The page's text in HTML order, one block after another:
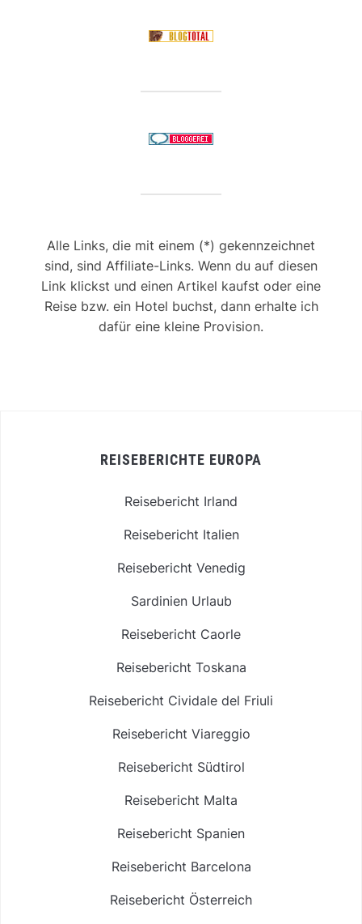
Alle Links, die mit einem (*) gekennzeichnet
sind, sind Affiliate-Links. Wenn du auf diesen
Link klickst und einen Artikel kaufst oder eine
Reise bzw. ein Hotel buchst, dann erhalte ich
dafür eine kleine Provision.
REISEBERICHTE EUROPA
Reisebericht Irland
Reisebericht Italien
Reisebericht Venedig
Sardinien Urlaub
Reisebericht Caorle
Reisebericht Toskana
Reisebericht Cividale del Friuli
Reisebericht Viareggio
Reisebericht Südtirol
Reisebericht Malta
Reisebericht Spanien
Reisebericht Barcelona
Reisebericht Österreich